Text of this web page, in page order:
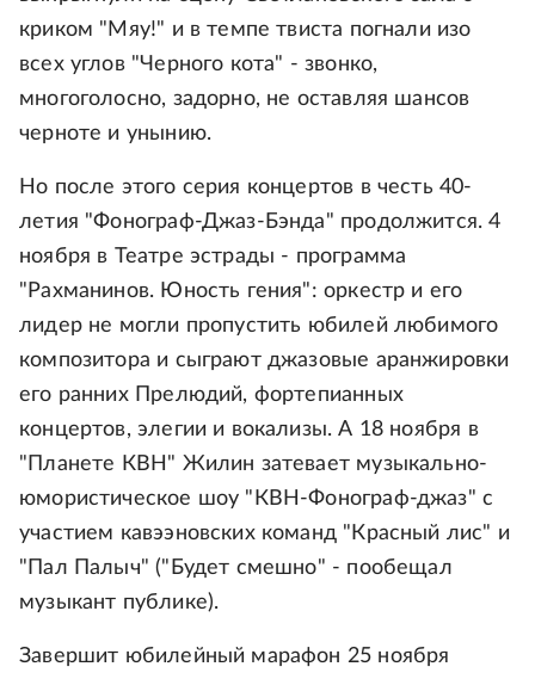
криком "Мяу!" и в темпе твиста погнали изо
всех углов "Черного кота" - звонко,
многоголосно, задорно, не оставляя шансов
черноте и унынию.
Но после этого серия концертов в честь 40-
летия "Фонограф-Джаз-Бэнда" продолжится. 4
ноября в Театре эстрады - программа
"Рахманинов. Юность гения": оркестр и его
лидер не могли пропустить юбилей любимого
композитора и сыграют джазовые аранжировки
его ранних Прелюдий, фортепианных
концертов, элегии и вокализы. А 18 ноября в
"Планете КВН" Жилин затевает музыкально-
юмористическое шоу "КВН-Фонограф-джаз" с
участием кавээновских команд "Красный лис" и
"Пал Палыч" ("Будет смешно" - пообещал
музыкант публике).
Завершит юбилейный марафон 25 ноября